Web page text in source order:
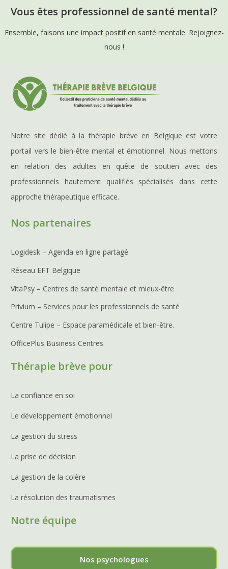
Vous êtes professionnel de santé mental?
Ensemble, faisons une impact positif en santé mentale. Rejoignez-
nous !
Notre site dédié à la thérapie brève en Belgique est votre
portail vers le bien-être mental et émotionnel. Nous mettons
en relation des adultes en quête de soutien avec des
professionnels hautement qualifiés spécialisés dans cette
approche thérapeutique efficace.
Nos partenaires
Logidesk – Agenda en ligne partagé
Réseau EFT Belgique
VitaPsy – Centres de santé mentale et mieux-être
Privium – Services pour les professionnels de santé
Centre Tulipe – Espace paramédicale et bien-être.
OfficePlus Business Centres
Thérapie brève pour
La confiance en soi
Le développement émotionnel
La gestion du stress
La prise de décision
La gestion de la colère
La résolution des traumatismes
Notre équipe
Nos psychologues